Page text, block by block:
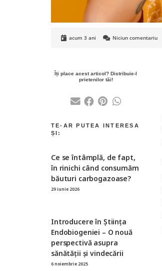
acum 3 ani Niciun comentariu
Ce se întâmplă, de fapt,
în rinichi când consumăm
băuturi carbogazoase?
29 iunie 2026
Introducere în Știința
Endobiogeniei – O nouă
perspectivă asupra
sănătății și vindecării
6 noiembrie 2025